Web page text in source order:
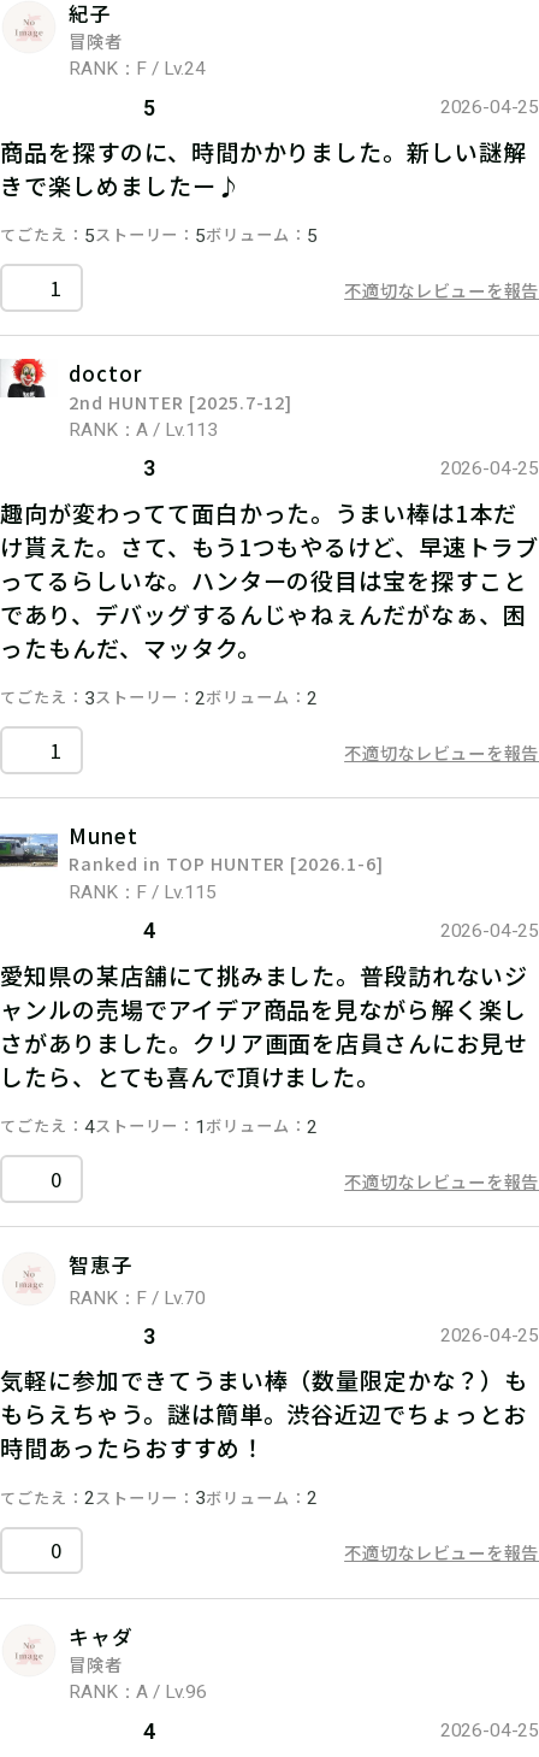
紀子
冒険者
RANK：F / Lv.24
5 2026-04-25
商品を探すのに、時間かかりました。新しい謎解
きで楽しめましたー♪
てごたえ 5ストーリー 5ボリューム 5
1 不適切なレビューを報告
doctor
2nd HUNTER [2025.7-12]
RANK：A / Lv.113
3 2026-04-25
趣向が変わってて面白かった。うまい棒は1本だ
け貰えた。さて、もう1つもやるけど、早速トラブ
ってるらしいな。ハンターの役目は宝を探すこと
であり、デバッグするんじゃねぇんだがなぁ、困
ったもんだ、マッタク。
てごたえ 3ストーリー 2ボリューム 2
1 不適切なレビューを報告
Munet
Ranked in TOP HUNTER [2026.1-6]
RANK：F / Lv.115
4 2026-04-25
愛知県の某店舗にて挑みました。普段訪れないジ
ャンルの売場でアイデア商品を見ながら解く楽し
さがありました。クリア画面を店員さんにお見せ
したら、とても喜んで頂けました。
てごたえ 4ストーリー 1 ボリューム 2
0 不適切なレビューを報告
智恵子
RANK：F / Lv.70
3 2026-04-25
気軽に参加できてうまい棒（数量限定かな？）も
もらえちゃう。謎は簡単。渋谷近辺でちょっとお
時間あったらおすすめ！
てごたえ 2ストーリー 3ボリューム 2
0 不適切なレビューを報告
キャダ
冒険者
RANK：A / Lv.96
4 2026-04-25